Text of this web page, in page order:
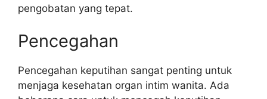
pengobatan yang tepat.
Pencegahan
Pencegahan keputihan sangat penting untuk
menjaga kesehatan organ intim wanita. Ada